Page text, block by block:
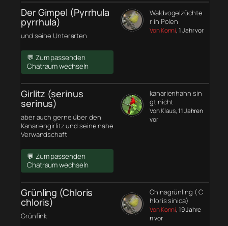
Der Gimpel (Pyrrhula
pyrrhula)
und seine Unterarten
💬 Zum passenden
Chatraum wechseln
Waldvogelzüchte
r in Polen
Von Konni, 1 Jahr vor
Girlitz (serinus
serinus)
aber auch gerne über den
Kanariengirlitz und seine nahe
Verwandschaft
💬 Zum passenden
Chatraum wechseln
kanarienhahn sin
gt nicht
Von Klaus, 11 Jahren
vor
Grünling (Chloris
chloris)
Grünfink
Chinagrünling ( C
hloris sinica)
Von Konni, 19 Jahre
n vor